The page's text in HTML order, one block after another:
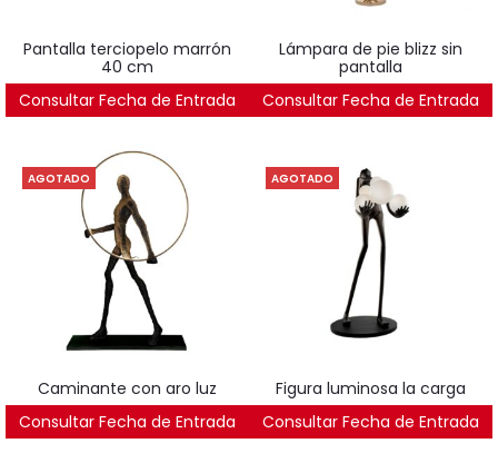
pantalla terciopelo marrón
40 cm
75€
Consultar Fecha de Entrada
lámpara de pie blizz sin
pantalla
604€
Consultar Fecha de Entrada
AGOTADO
caminante con aro luz
1.890€
Consultar Fecha de Entrada
AGOTADO
figura luminosa la carga
495€
Consultar Fecha de Entrada